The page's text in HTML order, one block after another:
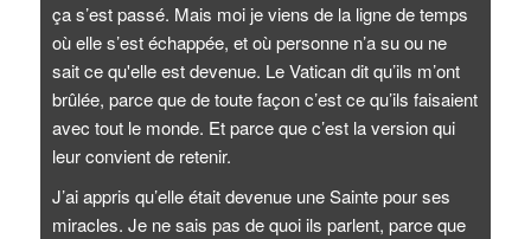
ça s’est passé. Mais moi je viens de la ligne de temps
où elle s’est échappée, et où personne n’a su ou ne
sait ce qu'elle est devenue. Le Vatican dit qu’ils m’ont
brûlée, parce que de toute façon c’est ce qu’ils faisaient
avec tout le monde. Et parce que c’est la version qui
leur convient de retenir.
J’ai appris qu’elle était devenue une Sainte pour ses
miracles. Je ne sais pas de quoi ils parlent, parce que